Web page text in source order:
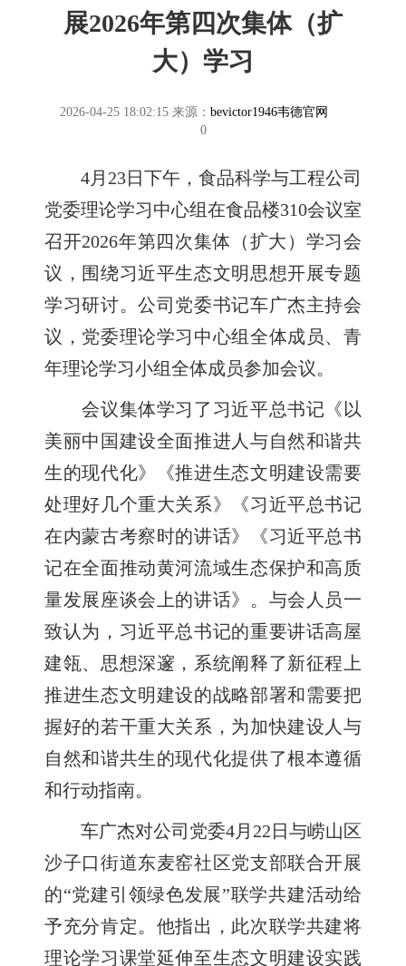
展2026年第四次集体（扩
大）学习
2026-04-25 18:02:15 来源： bevictor1946韦德官网
0
4月23日下午，食品科学与工程公司
党委理论学习中心组在食品楼310会议室
召开2026年第四次集体（扩大）学习会
议，围绕习近平生态文明思想开展专题
学习研讨。公司党委书记车广杰主持会
议，党委理论学习中心组全体成员、青
年理论学习小组全体成员参加会议。
会议集体学习了习近平总书记《以
美丽中国建设全面推进人与自然和谐共
生的现代化》《推进生态文明建设需要
处理好几个重大关系》《习近平总书记
在内蒙古考察时的讲话》《习近平总书
记在全面推动黄河流域生态保护和高质
量发展座谈会上的讲话》。与会人员一
致认为，习近平总书记的重要讲话高屋
建瓴、思想深邃，系统阐释了新征程上
推进生态文明建设的战略部署和需要把
握好的若干重大关系，为加快建设人与
自然和谐共生的现代化提供了根本遵循
和行动指南。
车广杰对公司党委4月22日与崂山区
沙子口街道东麦窑社区党支部联合开展
的“党建引领绿色发展”联学共建活动给
予充分肯定。他指出，此次联学共建将
理论学习课堂延伸至生态文明建设实践